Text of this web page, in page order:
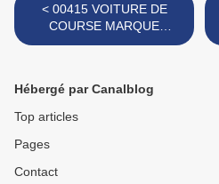
< 00415 VOITURE DE
COURSE MARQUE
INCONNUE
Hébergé par Canalblog
Top articles
Pages
Contact